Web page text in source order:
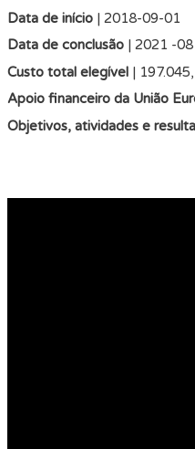
Data de início| 2018-09-01
Data de conclusão| 2021 -08
Custo total elegível|
Apoio financeiro da União
Objetivos, atividades e